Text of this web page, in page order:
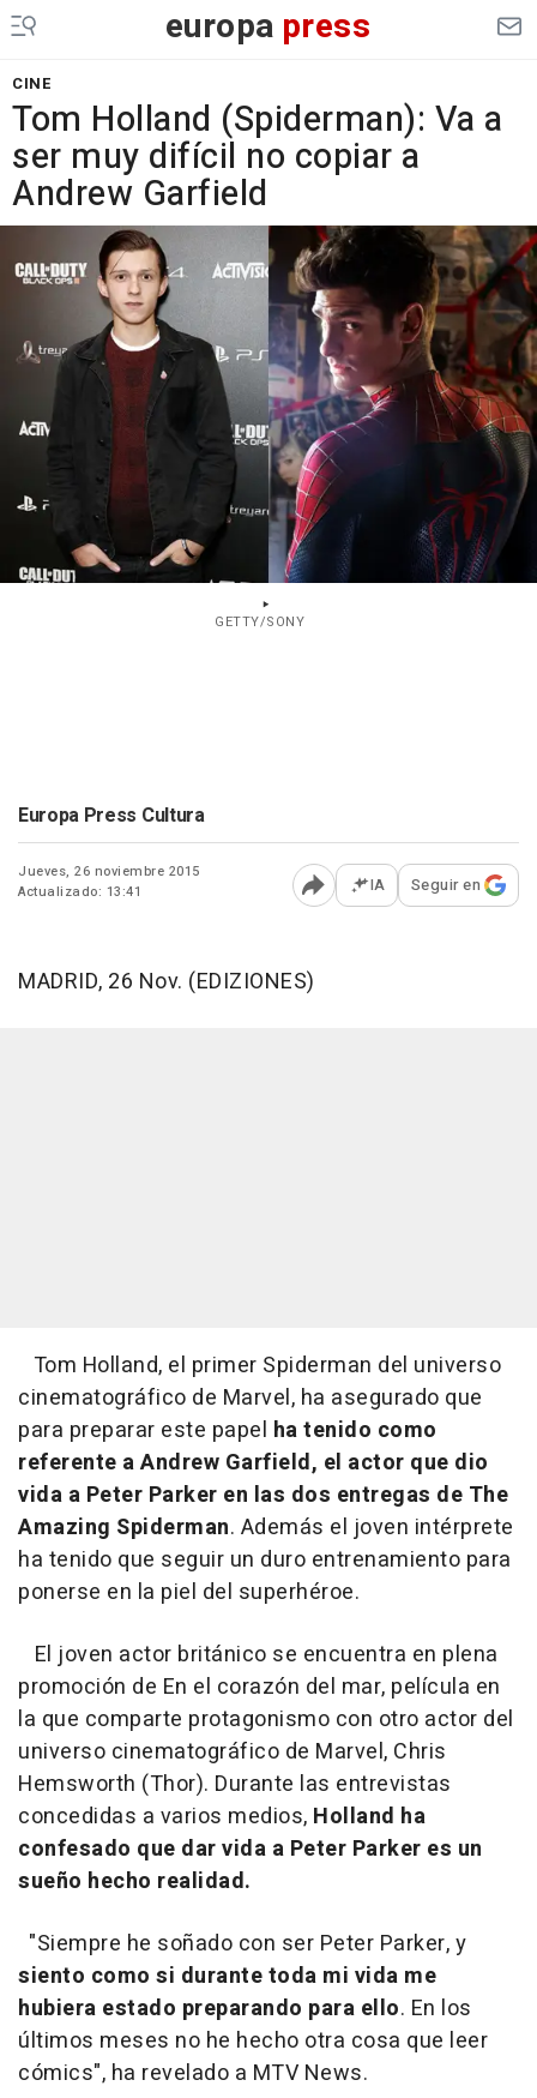
europa press
CINE
Tom Holland (Spiderman): Va a
ser muy difícil no copiar a
Andrew Garfield
GETTY/SONY
Europa Press Cultura
Jueves, 26 noviembre 2015
Actualizado: 13:41
Abrir opciones para
IA Seguir en
MADRID, 26 Nov. (EDIZIONES)
Tom Holland, el primer Spiderman del universo
cinematográfico de Marvel, ha asegurado que
para preparar este papel ha tenido como
referente a Andrew Garfield, el actor que dio
vida a Peter Parker en las dos entregas de The
Amazing Spiderman. Además el joven intérprete
ha tenido que seguir un duro entrenamiento para
ponerse en la piel del superhéroe.
El joven actor británico se encuentra en plena
promoción de En el corazón del mar, película en
la que comparte protagonismo con otro actor del
universo cinematográfico de Marvel, Chris
Hemsworth (Thor). Durante las entrevistas
concedidas a varios medios, Holland ha
confesado que dar vida a Peter Parker es un
sueño hecho realidad.
"Siempre he soñado con ser Peter Parker, y
siento como si durante toda mi vida me
hubiera estado preparando para ello. En los
últimos meses no he hecho otra cosa que leer
cómics", ha revelado a MTV News.